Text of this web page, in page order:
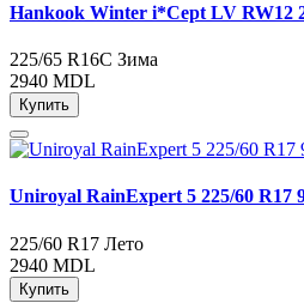
Hankook Winter i*Cept LV RW12
225/65 R16C Зима
2940 MDL
Купить
Uniroyal RainExpert 5 225/60 R17
225/60 R17 Лето
2940 MDL
Купить